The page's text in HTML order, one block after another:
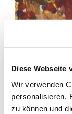
Diese Webseite
Wir verwenden
personalisieren,
zu können und
Nr. 3 Wir- fest